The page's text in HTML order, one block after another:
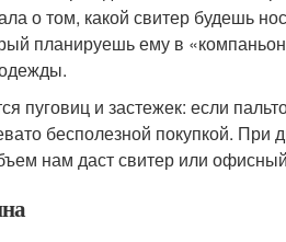
о том, какой свитер будешь
планируешь ему в
пуговиц и застежек: если
бесполезной покупкой. При
нам даст свитер или